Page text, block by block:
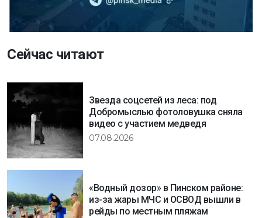
Сейчас читают
Звезда соцсетей из леса: под
Добромыслью фотоловушка сняла
видео с участием медведя
07.08.2026
«Водный дозор» в Пинском районе:
из-за жары МЧС и ОСВОД вышли в
рейды по местным пляжам